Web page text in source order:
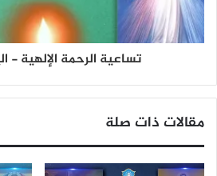
تساعية الرحمة الإلهية -
مقالات ذات صلة